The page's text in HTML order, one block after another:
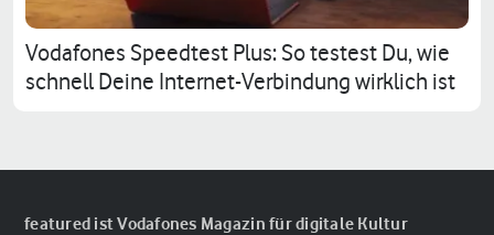
Vodafones Speedtest Plus: So testest Du, wie
schnell Deine Internet-Verbindung wirklich ist
featured ist Vodafones Magazin für digitale Kultur